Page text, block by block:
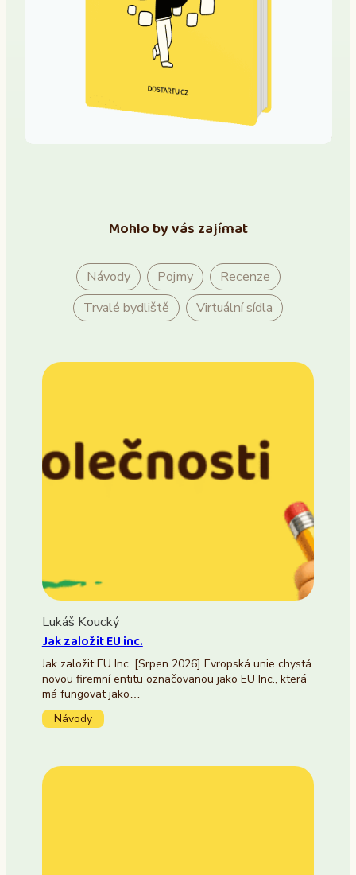
Mohlo by vás zajímat
Návody Pojmy
Recenze
Trvalé bydliště
Virtuální sídla
Lukáš Koucký
Jak založit EU inc.
Jak založit EU Inc. [Srpen 2026] Evropská unie chystá
novou firemní entitu označovanou jako EU Inc., která
má fungovat jako…
Návody